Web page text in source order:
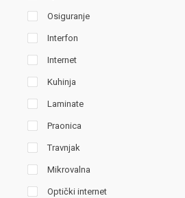
Osiguranje
Interfon
Internet
Kuhinja
Laminate
Praonica
Travnjak
Mikrovalna
Optički internet